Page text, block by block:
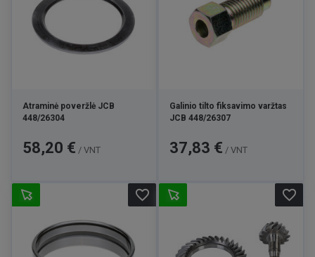
Atraminė poveržlė JCB
448/26304
Kaina
58,20 € / VNT
Galinio tilto fiksavimo varžtas
JCB 448/26307
Kaina
37,83 € / VNT
favorite_border favorite_border